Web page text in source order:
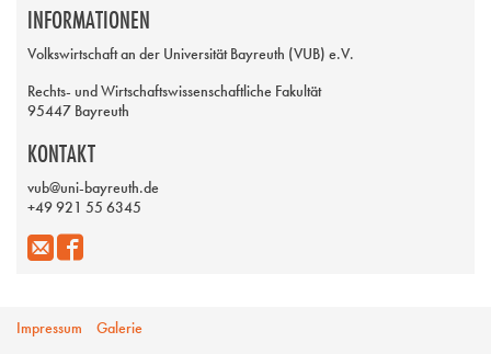
INFORMATIONEN
Volkswirtschaft an der Universität Bayreuth (VUB) e.V.
Rechts- und Wirtschaftswissenschaftliche Fakultät
95447 Bayreuth
KONTAKT
vub@uni-bayreuth.de
+49 921 55 6345
Impressum
Galerie